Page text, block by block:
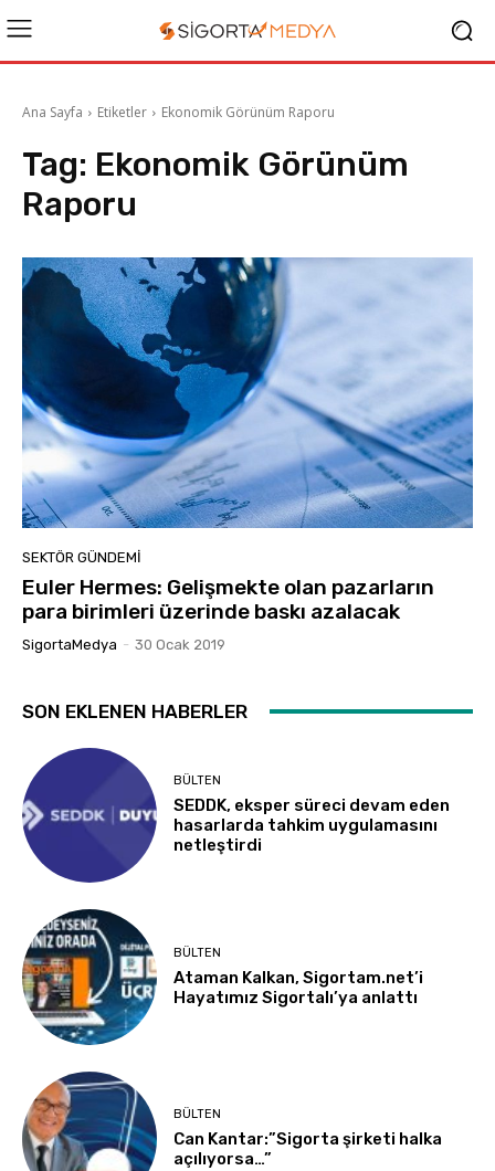
Ana Sayfa Etiketler Ekonomik Görünüm Raporu
Tag: Ekonomik Görünüm
Raporu
SEKTÖR GÜNDEMİ
Euler Hermes: Gelişmekte olan pazarların
para birimleri üzerinde baskı azalacak
SigortaMedya - 30 Ocak 2019
SON EKLENEN HABERLER
BÜLTEN
SEDDK, eksper süreci devam eden
hasarlarda tahkim uygulamasını
netleştirdi
BÜLTEN
Ataman Kalkan, Sigortam.net’i
Hayatımız Sigortalı’ya anlattı
BÜLTEN
Can Kantar:”Sigorta şirketi halka
açılıyorsa…”